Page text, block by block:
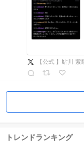
トレンドランキング